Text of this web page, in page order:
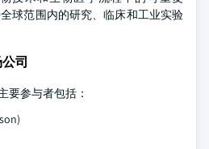
球范围内的研究、临床和工业实验
司
要参与者包括：